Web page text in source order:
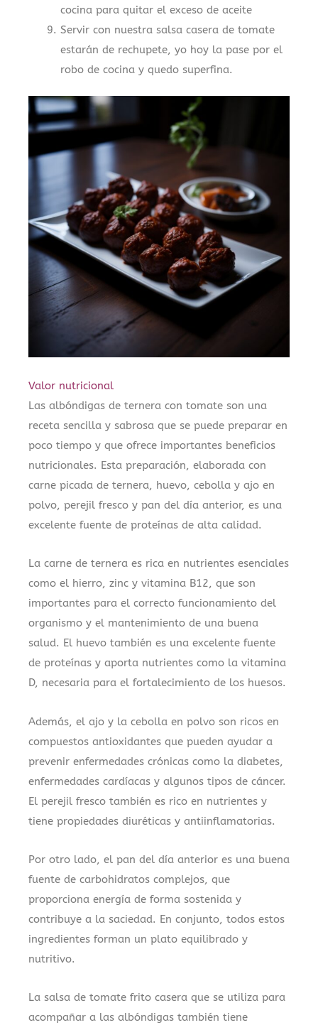
cocina para quitar el exceso de aceite
Servir con nuestra salsa casera de tomate
estarán de rechupete, yo hoy la pase por el
robo de cocina y quedo superfina.
Valor nutricional
Las albóndigas de ternera con tomate son una
receta sencilla y sabrosa que se puede preparar en
poco tiempo y que ofrece importantes beneficios
nutricionales. Esta preparación, elaborada con
carne picada de ternera, huevo, cebolla y ajo en
polvo, perejil fresco y pan del día anterior, es una
excelente fuente de proteínas de alta calidad.
La carne de ternera es rica en nutrientes esenciales
como el hierro, zinc y vitamina B12, que son
importantes para el correcto funcionamiento del
organismo y el mantenimiento de una buena
salud. El huevo también es una excelente fuente
de proteínas y aporta nutrientes como la vitamina
D, necesaria para el fortalecimiento de los huesos.
Además, el ajo y la cebolla en polvo son ricos en
compuestos antioxidantes que pueden ayudar a
prevenir enfermedades crónicas como la diabetes,
enfermedades cardíacas y algunos tipos de cáncer.
El perejil fresco también es rico en nutrientes y
tiene propiedades diuréticas y antiinflamatorias.
Por otro lado, el pan del día anterior es una buena
fuente de carbohidratos complejos, que
proporciona energía de forma sostenida y
contribuye a la saciedad. En conjunto, todos estos
ingredientes forman un plato equilibrado y
nutritivo.
La salsa de tomate frito casera que se utiliza para
acompañar a las albóndigas también tiene